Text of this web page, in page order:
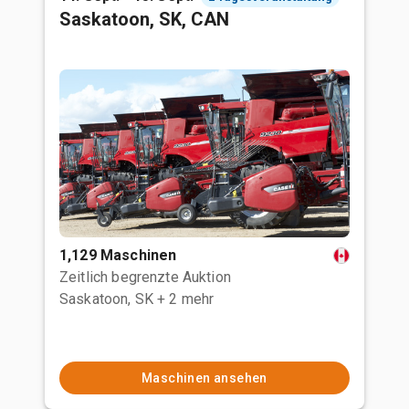
Saskatoon, SK, CAN
1,129 Maschinen
Zeitlich begrenzte Auktion
Saskatoon, SK + 2 mehr
Maschinen ansehen